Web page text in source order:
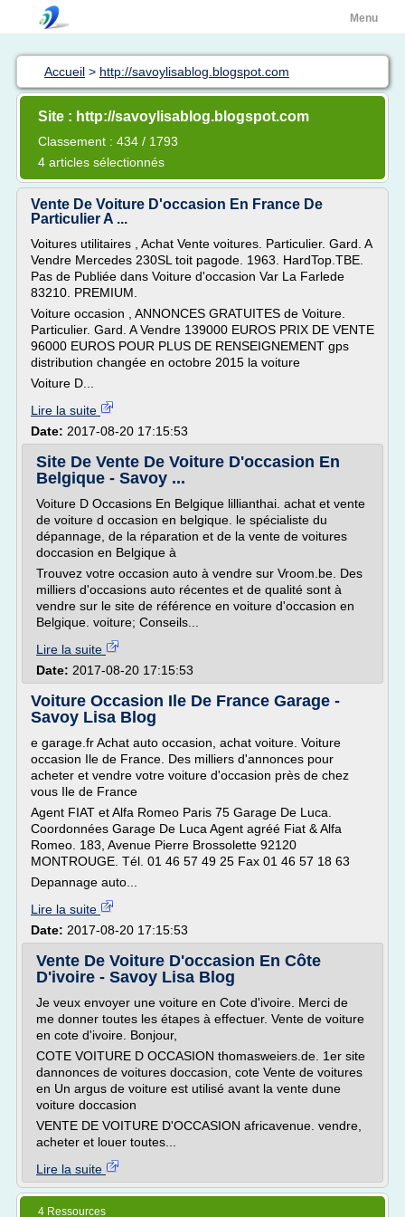
Menu
Accueil > http://savoylisablog.blogspot.com
Site : http://savoylisablog.blogspot.com
Classement : 434 / 1793
4 articles sélectionnés
Vente De Voiture D'occasion En France De
Particulier A ...
Voitures utilitaires , Achat Vente voitures. Particulier. Gard. A
Vendre Mercedes 230SL toit pagode. 1963. HardTop.TBE.
Pas de Publiée dans Voiture d'occasion Var La Farlede
83210. PREMIUM.
Voiture occasion , ANNONCES GRATUITES de Voiture.
Particulier. Gard. A Vendre 139000 EUROS PRIX DE VENTE
96000 EUROS POUR PLUS DE RENSEIGNEMENT gps
distribution changée en octobre 2015 la voiture
Voiture D...
Lire la suite
Date: 2017-08-20 17:15:53
Site De Vente De Voiture D'occasion En
Belgique - Savoy ...
Voiture D Occasions En Belgique lillianthai. achat et vente
de voiture d occasion en belgique. le spécialiste du
dépannage, de la réparation et de la vente de voitures
doccasion en Belgique à
Trouvez votre occasion auto à vendre sur Vroom.be. Des
milliers d'occasions auto récentes et de qualité sont à
vendre sur le site de référence en voiture d'occasion en
Belgique. voiture; Conseils...
Lire la suite
Date: 2017-08-20 17:15:53
Voiture Occasion Ile De France Garage -
Savoy Lisa Blog
e garage.fr Achat auto occasion, achat voiture. Voiture
occasion Ile de France. Des milliers d'annonces pour
acheter et vendre votre voiture d'occasion près de chez
vous Ile de France
Agent FIAT et Alfa Romeo Paris 75 Garage De Luca.
Coordonnées Garage De Luca Agent agréé Fiat & Alfa
Romeo. 183, Avenue Pierre Brossolette 92120
MONTROUGE. Tél. 01 46 57 49 25 Fax 01 46 57 18 63
Depannage auto...
Lire la suite
Date: 2017-08-20 17:15:53
Vente De Voiture D'occasion En Côte
D'ivoire - Savoy Lisa Blog
Je veux envoyer une voiture en Cote d'ivoire. Merci de
me donner toutes les étapes à effectuer. Vente de voiture
en cote d'ivoire. Bonjour,
COTE VOITURE D OCCASION thomasweiers.de. 1er site
dannonces de voitures doccasion, cote Vente de voitures
en Un argus de voiture est utilisé avant la vente dune
voiture doccasion
VENTE DE VOITURE D'OCCASION africavenue. vendre,
acheter et louer toutes...
Lire la suite
4 Ressources